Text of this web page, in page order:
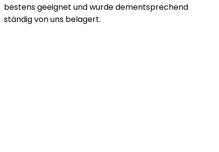
bestens geeignet und wurde dementsprechend
ständig von uns belagert.